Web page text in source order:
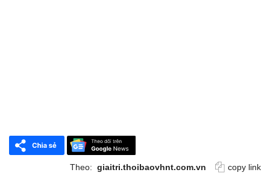
Theo: giaitri.thoibaovhnt.com.vn copy link